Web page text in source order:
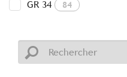
GR 34 84